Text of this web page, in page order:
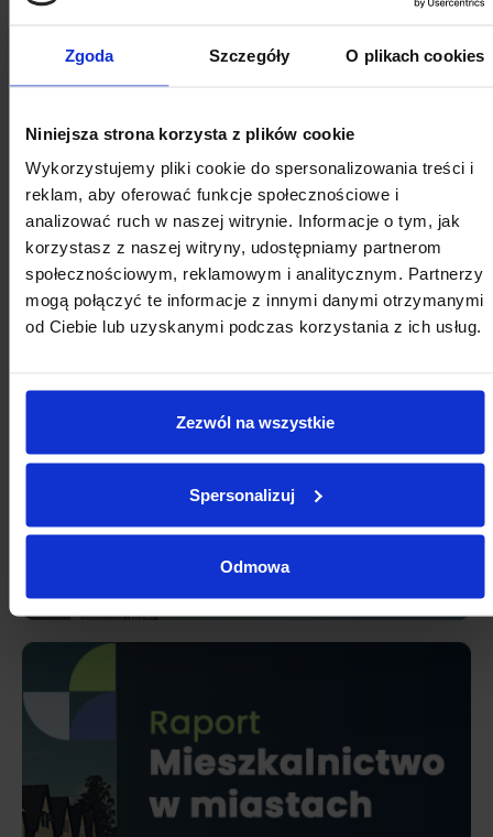
Zgoda Szczegóły O plikach cookies
Niniejsza strona korzysta z plików cookie
Wykorzystujemy pliki cookie do spersonalizowania treści i
reklam, aby oferować funkcje społecznościowe i
analizować ruch w naszej witrynie. Informacje o tym, jak
korzystasz z naszej witryny, udostępniamy partnerom
społecznościowym, reklamowym i analitycznym. Partnerzy
mogą połączyć te informacje z innymi danymi otrzymanymi
od Ciebie lub uzyskanymi podczas korzystania z ich usług.
Zezwól na wszystkie
Spersonalizuj
Odmowa
31 3 5 6